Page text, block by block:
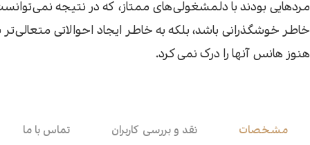
مردهایی بودند با دلمشغولی‌های ممتاز، که در نتیجه
خاطر خوشگذرانی باشد، بلکه به خاطر ایجاد احوالاتی متعالی‌تر
هنوز هانس آنها را درک نمی‌کرد.
مشخصات نقد و بررسی کاربران تماس با ما